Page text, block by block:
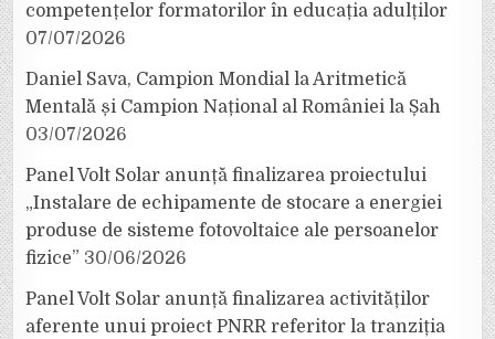
competențelor formatorilor în educația adulților
07/07/2026
Daniel Sava, Campion Mondial la Aritmetică
Mentală și Campion Național al României la Șah
03/07/2026
Panel Volt Solar anunță finalizarea proiectului
„Instalare de echipamente de stocare a energiei
produse de sisteme fotovoltaice ale persoanelor
fizice” 30/06/2026
Panel Volt Solar anunță finalizarea activităților
aferente unui proiect PNRR referitor la tranziția